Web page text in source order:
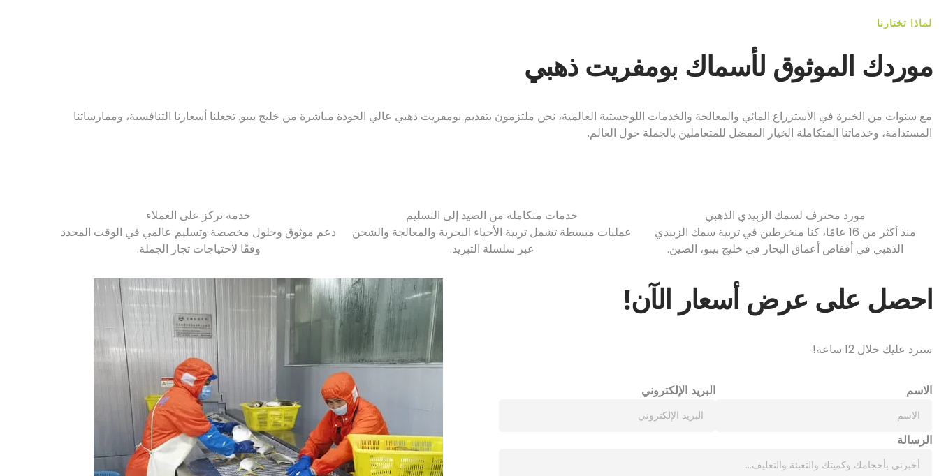
لماذا تختارنا
موردك الموثوق لأسماك بومفريت ذهبي
مع سنوات من الخبرة في الاستزراع المائي والمعالجة والخدمات اللوجستية العالمية، نحن ملتزمون بتقديم بومفريت ذهبي عالي الجودة مباشرة من خليج بيبو. تجعلنا أسعارنا التنافسية، وممارساتنا
المستدامة، وخدماتنا المتكاملة الخيار المفضل للمتعاملين بالجملة حول العالم.
مورد محترف لسمك الزبيدي الذهبي
منذ أكثر من 16 عامًا، كنا منخرطين في تربية سمك الزبيدي
الذهبي في أقفاص أعماق البحار في خليج بيبو، الصين.
خدمات متكاملة من الصيد إلى التسليم
عمليات مبسطة تشمل تربية الأحياء البحرية والمعالجة والشحن
عبر سلسلة التبريد.
خدمة تركز على العملاء
دعم موثوق وحلول مخصصة وتسليم عالمي في الوقت المحدد
وفقًا لاحتياجات تجار الجملة.
احصل على عرض أسعار الآن!
سنرد عليك خلال 12 ساعة!
الاسم البريد الإلكتروني
الرسالة